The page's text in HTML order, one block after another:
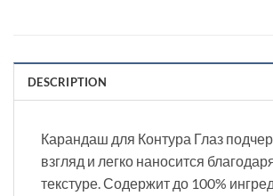
DESCRIPTION
Карандаш для Контура Глаз
взгляд и легко наносится
текстуре. Содержит до 100%